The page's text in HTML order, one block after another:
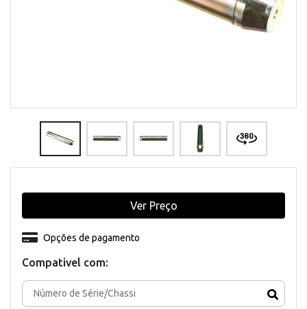
Compativel com:
Opções de pagamento
Ver Preço